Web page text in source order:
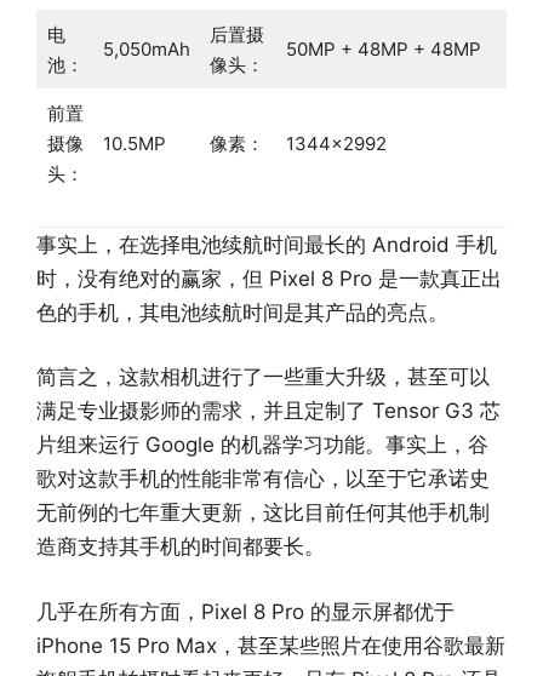
电
池：
5,050mAh
后置摄
像头：
50MP + 48MP + 48MP
前置
摄像
头：
10.5MP 像素： 1344×2992
事实上，在选择电池续航时间最长的 Android 手机
时，没有绝对的赢家，但 Pixel 8 Pro 是一款真正出
色的手机，其电池续航时间是其产品的亮点。
简言之，这款相机进行了一些重大升级，甚至可以
满足专业摄影师的需求，并且定制了 Tensor G3 芯
片组来运行 Google 的机器学习功能。事实上，谷
歌对这款手机的性能非常有信心，以至于它承诺史
无前例的七年重大更新，这比目前任何其他手机制
造商支持其手机的时间都要长。
几乎在所有方面，Pixel 8 Pro 的显示屏都优于
iPhone 15 Pro Max，甚至某些照片在使用谷歌最新